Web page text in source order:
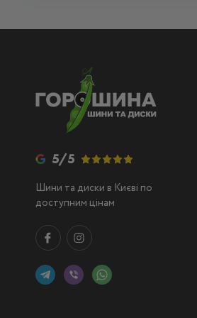
5/5
Шини та диски в Києві по
доступним цінам